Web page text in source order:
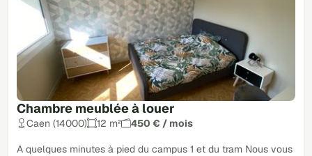
Chambre meublée à louer
Caen (14000) 12 m² 450 € / mois
A quelques minutes à pied du campus 1 et du tram Nous vous